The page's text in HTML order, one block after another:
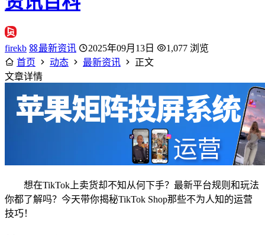
firekb 最新资讯 2025年09月13日
1,077 浏览
首页
动态 最新资讯
正文
文章详情
想在TikTok上卖货却不知从何下手？最新平台规则和玩法
你都了解吗？今天带你揭秘TikTok Shop那些不为人知的运营
技巧！